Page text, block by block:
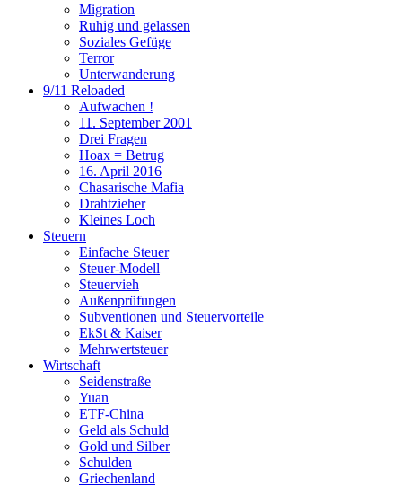
Migration
Ruhig und gelassen
Soziales Gefüge
Terror
Unterwanderung
9/11 Reloaded
Aufwachen !
11. September 2001
Drei Fragen
Hoax = Betrug
16. April 2016
Chasarische Mafia
Drahtzieher
Kleines Loch
Steuern
Einfache Steuer
Steuer-Modell
Steuervieh
Außenprüfungen
Subventionen und Steuervorteile
EkSt & Kaiser
Mehrwertsteuer
Wirtschaft
Seidenstraße
Yuan
ETF-China
Geld als Schuld
Gold und Silber
Schulden
Griechenland